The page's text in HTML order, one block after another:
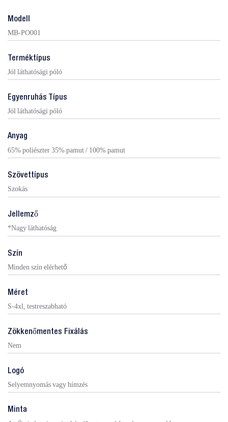
Modell
MB-PO001
Terméktípus
Jól láthatósági póló
Egyenruhás Típus
Jól láthatósági póló
Anyag
65% poliészter 35% pamut / 100% pamut
Szövettípus
Szokás
Jellemző
*Nagy láthatóság
Szín
Minden szín elérhető
Méret
S-4xl, testreszabható
Zökkenőmentes Fixálás
Nem
Logó
Selyemnyomás vagy hímzés
Minta